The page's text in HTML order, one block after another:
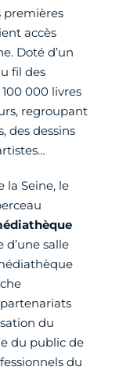
premières
accès
Doté d’un
fil des
000 livres
regroupant
des dessins
la Seine, le
d’une salle
du
du public de
du